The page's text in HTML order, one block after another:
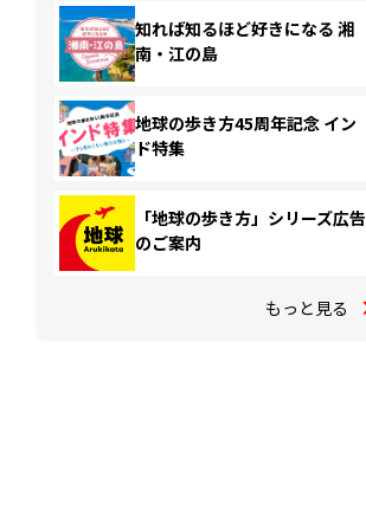
知れば知るほど好きになる 湘
南・江の島
地球の歩き方45周年記念 イン
ド特集
「地球の歩き方」シリーズ広告
のご案内
もっと見る